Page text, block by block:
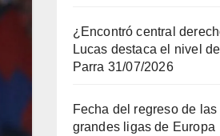
¿Encontró central
Lucas destaca el nivel
Parra 31/07/2026
Fecha del regreso de
grandes ligas de Europa